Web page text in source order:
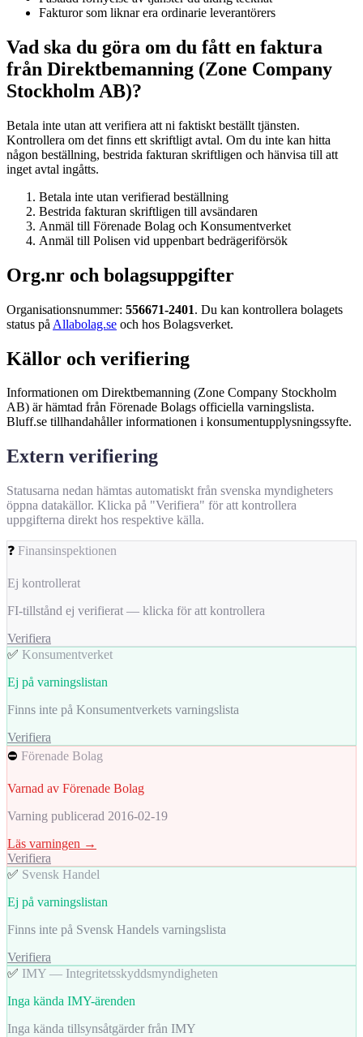
Fakturor som liknar era ordinarie leverantörers
Vad ska du göra om du fått en faktura
från Direktbemanning (Zone Company
Stockholm AB)?
Betala inte utan att verifiera att ni faktiskt beställt tjänsten.
Kontrollera om det finns ett skriftligt avtal. Om du inte kan hitta
någon beställning, bestrida fakturan skriftligen och hänvisa till att
inget avtal ingåtts.
Betala inte utan verifierad beställning
Bestrida fakturan skriftligen till avsändaren
Anmäl till Förenade Bolag och Konsumentverket
Anmäl till Polisen vid uppenbart bedrägeriförsök
Org.nr och bolagsuppgifter
Organisationsnummer: 556671-2401. Du kan kontrollera bolagets
status på Allabolag.se och hos Bolagsverket.
Källor och verifiering
Informationen om Direktbemanning (Zone Company Stockholm
AB) är hämtad från Förenade Bolags officiella varningslista.
Bluff.se tillhandahåller informationen i konsumentupplysningssyfte.
Extern verifiering
Statusarna nedan hämtas automatiskt från svenska myndigheters
öppna datakällor. Klicka på "Verifiera" för att kontrollera
uppgifterna direkt hos respektive källa.
❓ Finansinspektionen
Ej kontrollerat
FI-tillstånd ej verifierat — klicka för att kontrollera
Verifiera
✅ Konsumentverket
Ej på varningslistan
Finns inte på Konsumentverkets varningslista
Verifiera
⛔ Förenade Bolag
Varnad av Förenade Bolag
Varning publicerad 2016-02-19
Läs varningen →
Verifiera
✅ Svensk Handel
Ej på varningslistan
Finns inte på Svensk Handels varningslista
Verifiera
✅ IMY — Integritetsskyddsmyndigheten
Inga kända IMY-ärenden
Inga kända tillsynsåtgärder från IMY